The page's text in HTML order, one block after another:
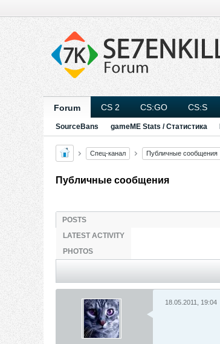
Forum CS 2 CS:GO CS:S
SourceBans gameME Stats / Статистика
Спец-канал Публичные сообщения
Публичные сообщения
POSTS
LATEST ACTIVITY
PHOTOS
18.05.2011, 19:04